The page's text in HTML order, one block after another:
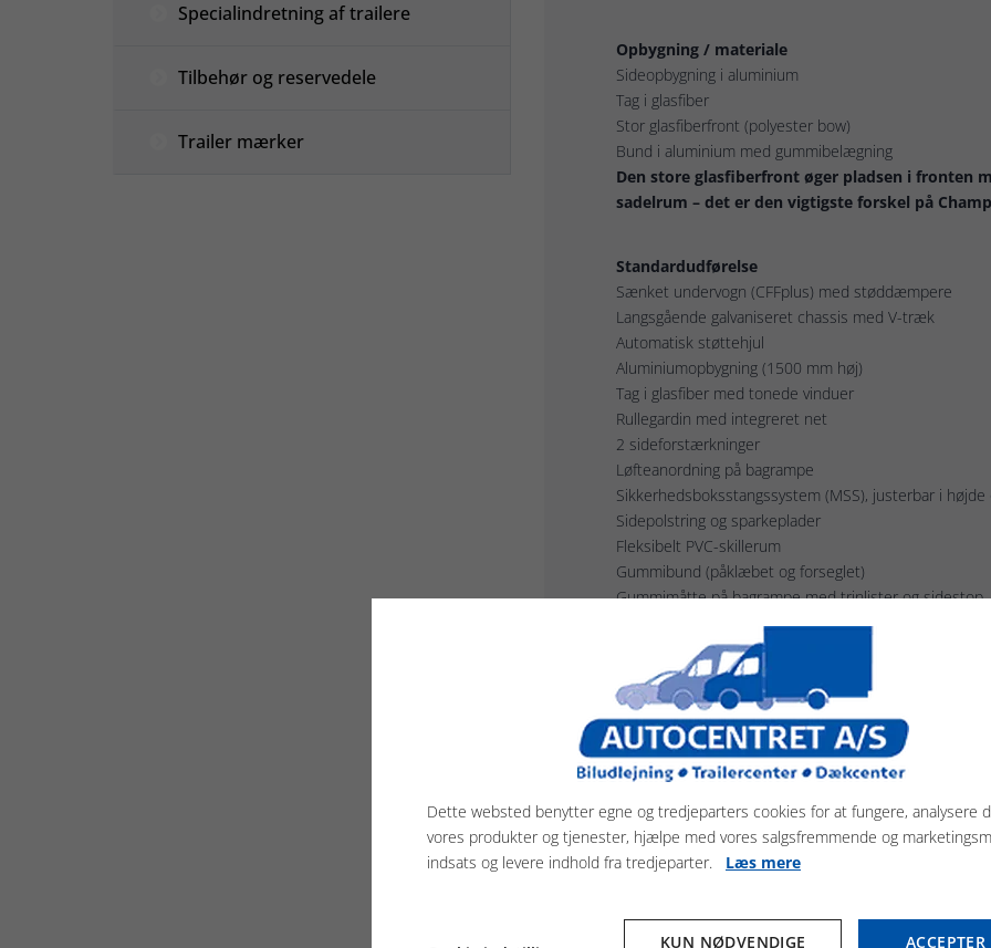
Specialindretning af trailere
Tilbehør og reservedele
Trailer mærker
Opbygning / materiale
Sideopbygning i aluminium
Tag i glasfiber
Stor glasfiberfront (polyester bow)
Bund i aluminium med gummibelægning
Den store glasfiberfront øger pladsen i fronten
sadelrum – det er den vigtigste forskel på
Standardudførelse
Sænket undervogn (CFFplus) med støddæmpere
Langsgående galvaniseret chassis med V-træk
Automatisk støttehjul
Aluminiumopbygning (1500 mm høj)
Tag i glasfiber med tonede vinduer
Rullegardin med integreret net
2 sideforstærkninger
Løfteanordning på bagrampe
Sikkerhedsboksstangssystem (MSS), justerbar i
Sidepolstring og sparkeplader
Fleksibelt PVC-skillerum
Gummibund (påklæbet og forseglet)
Gummimåtte på bagrampe med trinlister og sidestop
Lyssystem med baklys og 13-polet stik
Sadelrum (standard):
Udtrækkelige sadelholdere
Trenseholdere og kroge
Spejl
Kost og skovl
LED-belysning
Opbevaringshylder
Dette websted benytter egne og tredjeparters cookies for at fungere, analysere
vores produkter og tjenester, hjælpe med vores salgsfremmende og
indsats og levere indhold fra tredjeparter. Læs mere
KUN NØDVENDIGE